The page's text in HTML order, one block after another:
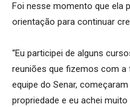
Foi nesse momento que ela
orientação para continuar
“Eu participei de alguns
reuniões que fizemos com
equipe do Senar,
propriedade e eu achei muito